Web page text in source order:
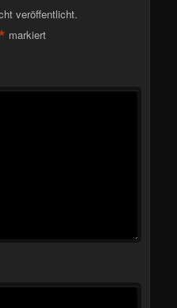
veröffentlicht.
markiert